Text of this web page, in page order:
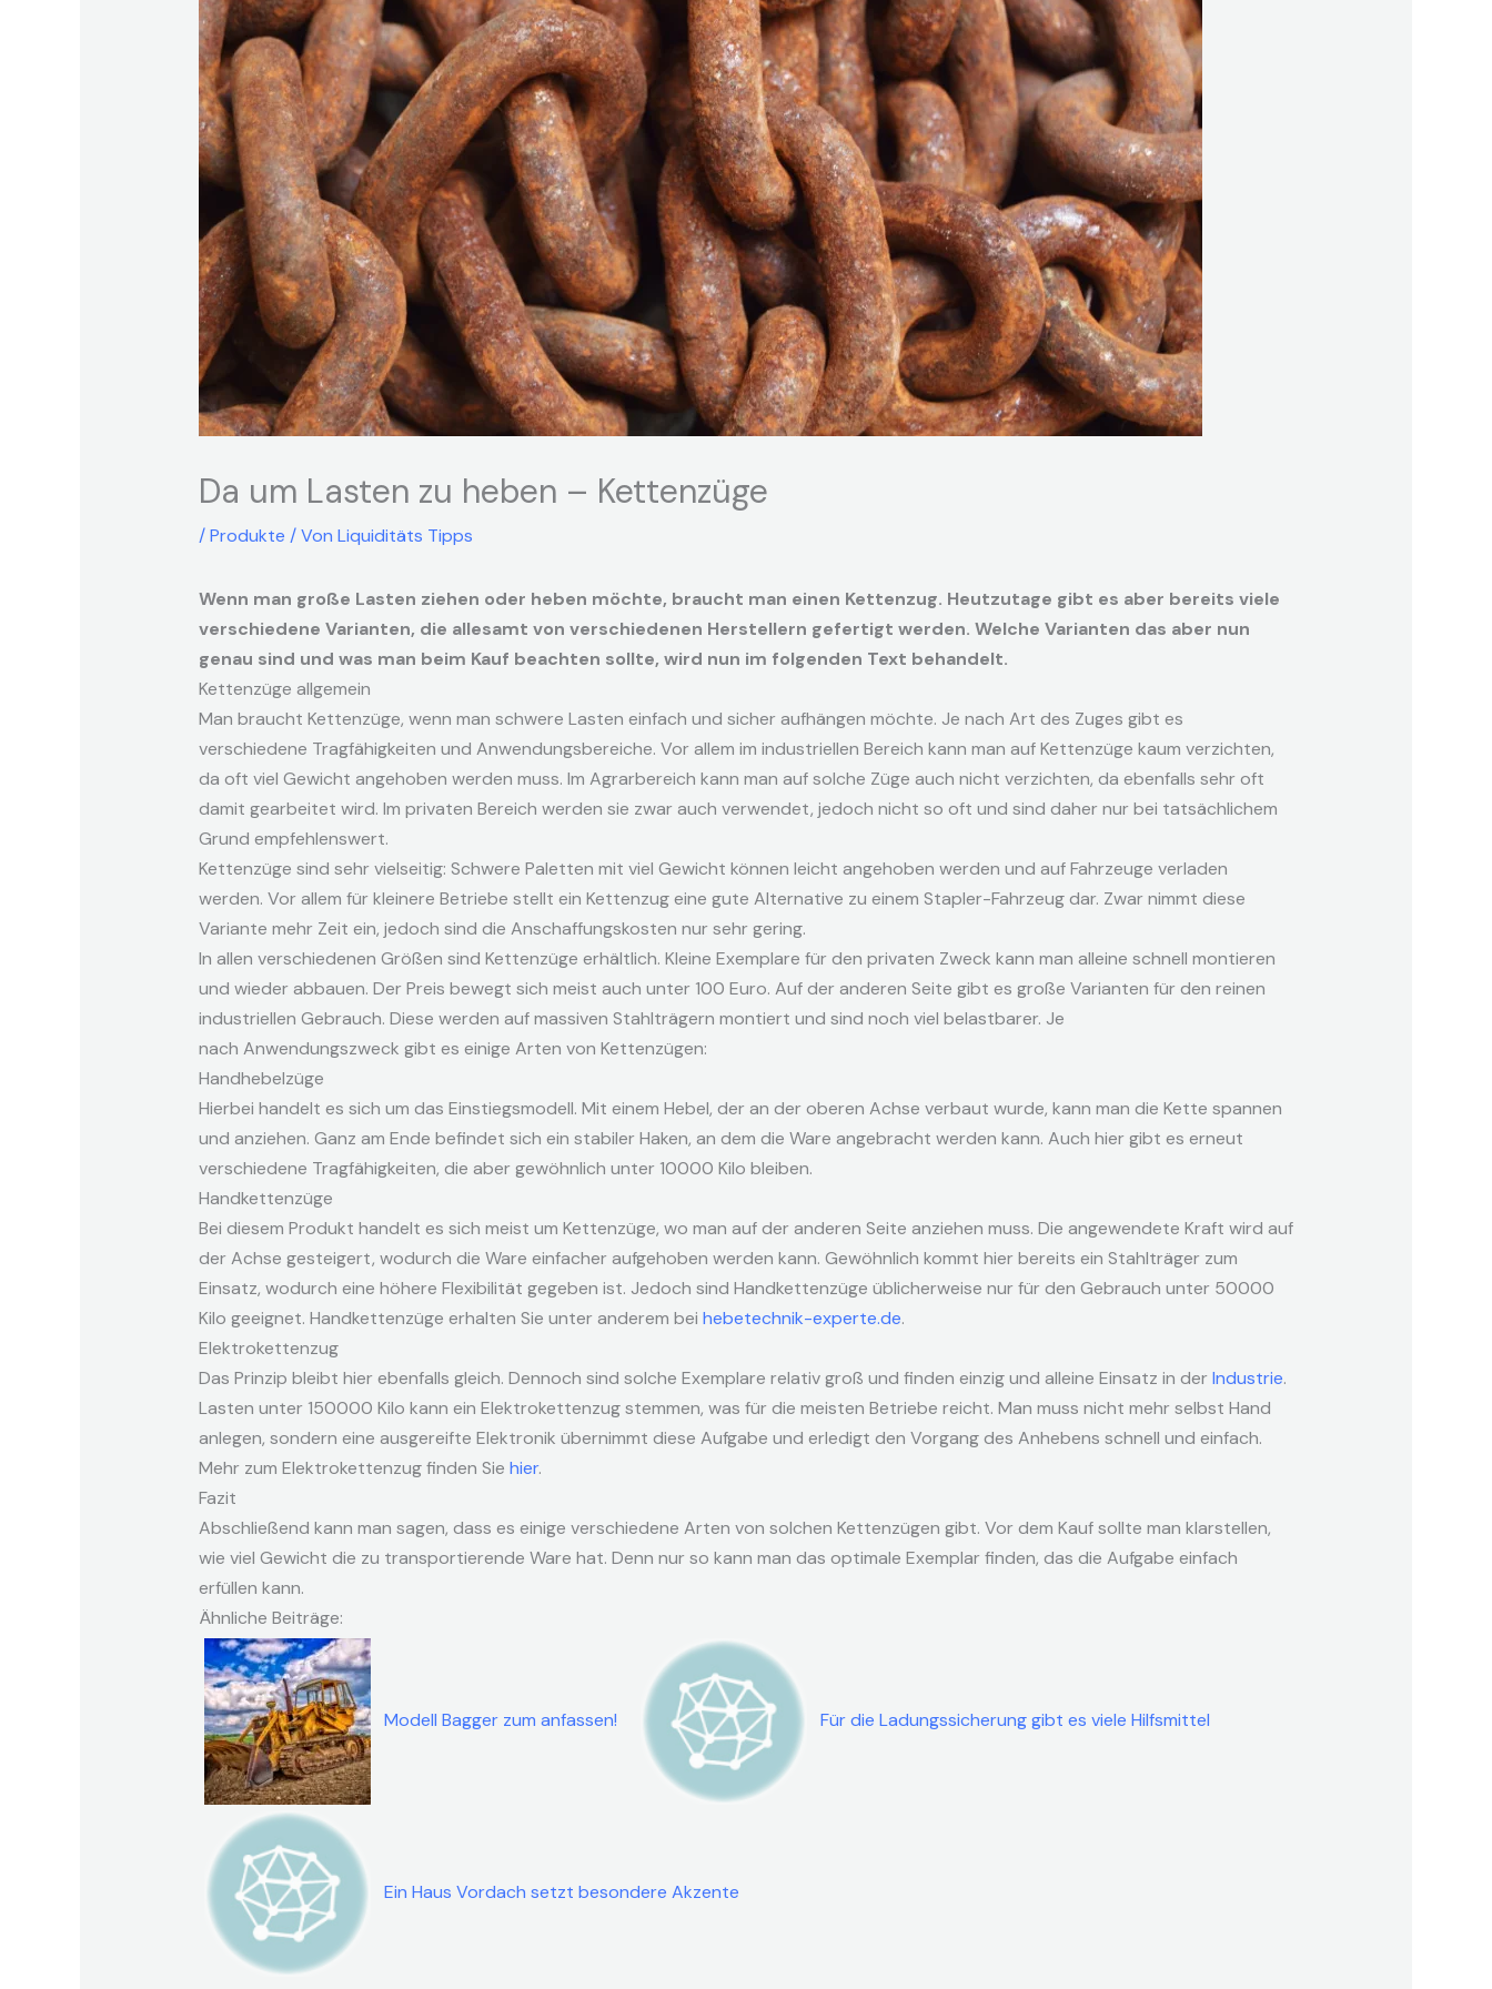
Da um Lasten zu heben – Kettenzüge
/Produkte / Von Liquiditäts Tipps
Wenn man große Lasten ziehen oder heben möchte, braucht man einen Kettenzug. Heutzutage gibt es aber bereits viele
verschiedene Varianten, die allesamt von verschiedenen Herstellern gefertigt werden. Welche Varianten das aber nun
genau sind und was man beim Kauf beachten sollte, wird nun im folgenden Text behandelt.
Kettenzüge allgemein
Man braucht Kettenzüge, wenn man schwere Lasten einfach und sicher aufhängen möchte. Je nach Art des Zuges gibt es
verschiedene Tragfähigkeiten und Anwendungsbereiche. Vor allem im industriellen Bereich kann man auf Kettenzüge kaum verzichten,
da oft viel Gewicht angehoben werden muss. Im Agrarbereich kann man auf solche Züge auch nicht verzichten, da ebenfalls sehr oft
damit gearbeitet wird. Im privaten Bereich werden sie zwar auch verwendet, jedoch nicht so oft und sind daher nur bei tatsächlichem
Grund empfehlenswert.
Kettenzüge sind sehr vielseitig: Schwere Paletten mit viel Gewicht können leicht angehoben werden und auf Fahrzeuge verladen
werden. Vor allem für kleinere Betriebe stellt ein Kettenzug eine gute Alternative zu einem Stapler-Fahrzeug dar. Zwar nimmt diese
Variante mehr Zeit ein, jedoch sind die Anschaffungskosten nur sehr gering.
In allen verschiedenen Größen sind Kettenzüge erhältlich. Kleine Exemplare für den privaten Zweck kann man alleine schnell montieren
und wieder abbauen. Der Preis bewegt sich meist auch unter 100 Euro. Auf der anderen Seite gibt es große Varianten für den reinen
industriellen Gebrauch. Diese werden auf massiven Stahlträgern montiert und sind noch viel belastbarer. Je
nach Anwendungszweck gibt es einige Arten von Kettenzügen:
Handhebelzüge
Hierbei handelt es sich um das Einstiegsmodell. Mit einem Hebel, der an der oberen Achse verbaut wurde, kann man die Kette spannen
und anziehen. Ganz am Ende befindet sich ein stabiler Haken, an dem die Ware angebracht werden kann. Auch hier gibt es erneut
verschiedene Tragfähigkeiten, die aber gewöhnlich unter 10000 Kilo bleiben.
Handkettenzüge
Bei diesem Produkt handelt es sich meist um Kettenzüge, wo man auf der anderen Seite anziehen muss. Die angewendete Kraft wird auf
der Achse gesteigert, wodurch die Ware einfacher aufgehoben werden kann. Gewöhnlich kommt hier bereits ein Stahlträger zum
Einsatz, wodurch eine höhere Flexibilität gegeben ist. Jedoch sind Handkettenzüge üblicherweise nur für den Gebrauch unter 50000
Kilo geeignet. Handkettenzüge erhalten Sie unter anderem bei hebetechnik-experte.de.
Elektrokettenzug
Das Prinzip bleibt hier ebenfalls gleich. Dennoch sind solche Exemplare relativ groß und finden einzig und alleine Einsatz in derIndustrie.
Lasten unter 150000 Kilo kann ein Elektrokettenzug stemmen, was für die meisten Betriebe reicht. Man muss nicht mehr selbst Hand
anlegen, sondern eine ausgereifte Elektronik übernimmt diese Aufgabe und erledigt den Vorgang des Anhebens schnell und einfach.
Mehr zum Elektrokettenzug finden Sie hier.
Fazit
Abschließend kann man sagen, dass es einige verschiedene Arten von solchen Kettenzügen gibt. Vor dem Kauf sollte man klarstellen,
wie viel Gewicht die zu transportierende Ware hat. Denn nur so kann man das optimale Exemplar finden, das die Aufgabe einfach
erfüllen kann.
Ähnliche Beiträge:
Modell Bagger zum anfassen! Für die Ladungssicherung gibt es viele Hilfsmittel
Ein Haus Vordach setzt besondere Akzente